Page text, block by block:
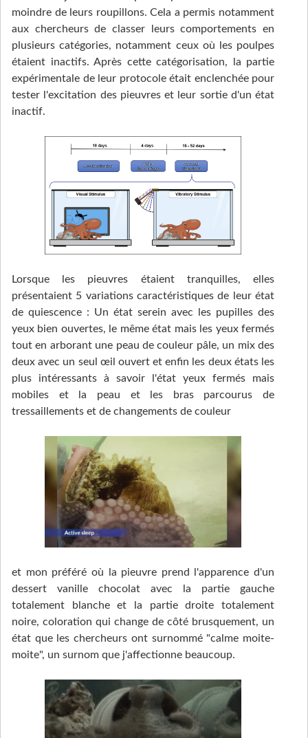
moindre de leurs roupillons. Cela a permis notamment
aux chercheurs de classer leurs comportements en
plusieurs catégories, notamment ceux où les poulpes
étaient inactifs. Après cette catégorisation, la partie
expérimentale de leur protocole était enclenchée pour
tester l'excitation des pieuvres et leur sortie d'un état
inactif.
Lorsque les pieuvres étaient tranquilles, elles
présentaient 5 variations caractéristiques de leur état
de quiescence : Un état serein avec les pupilles des
yeux bien ouvertes, le même état mais les yeux fermés
tout en arborant une peau de couleur pâle, un mix des
deux avec un seul œil ouvert et enfin les deux états les
plus intéressants à savoir l'état yeux fermés mais
mobiles et la peau et les bras parcourus de
tressaillements et de changements de couleur
et mon préféré où la pieuvre prend l'apparence d'un
dessert vanille chocolat avec la partie gauche
totalement blanche et la partie droite totalement
noire, coloration qui change de côté brusquement, un
état que les chercheurs ont surnommé "calme moite-
moite", un surnom que j'affectionne beaucoup.